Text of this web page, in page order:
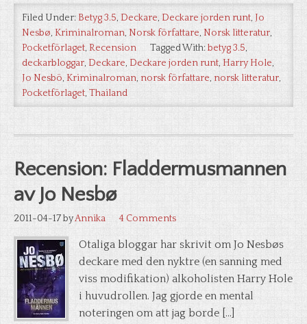
Filed Under:Betyg 3.5, Deckare, Deckare jorden runt, Jo
Nesbø, Kriminalroman, Norsk författare, Norsk litteratur,
Pocketförlaget, Recension Tagged With:betyg 3.5,
deckarbloggar, Deckare, Deckare jorden runt, Harry Hole,
Jo Nesbö, Kriminalroman, norsk författare, norsk litteratur,
Pocketförlaget, Thailand
Recension: Fladdermusmannen
av Jo Nesbø
2011-04-17byAnnika 4 Comments
Otaliga bloggar har skrivit om Jo Nesbøs
deckare med den nyktre (en sanning med
viss modifikation) alkoholisten Harry Hole
i huvudrollen. Jag gjorde en mental
noteringen om att jag borde […]